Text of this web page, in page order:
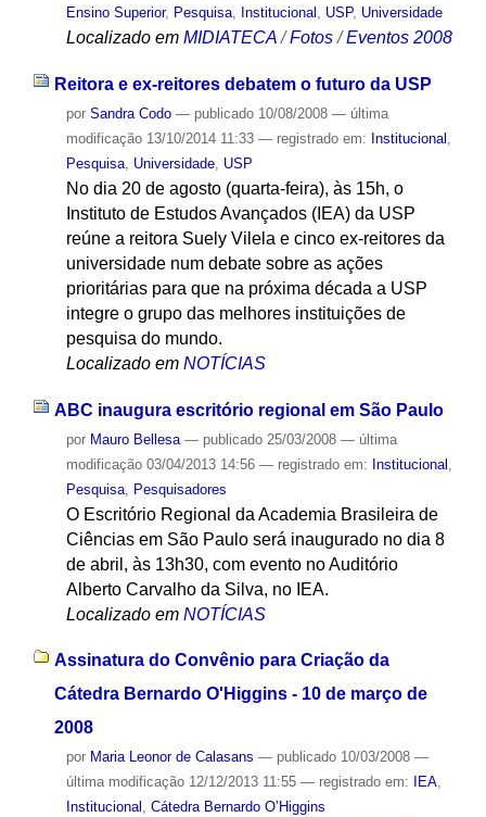
Ensino Superior, Pesquisa, Institucional , USP, Universidade
Localizado em MIDIATECA /Fotos /Eventos 2008
Reitora e ex-reitores debatem o futuro da USP
por Sandra Codo — publicado10/08/2008 — última
modificação13/10/2014 11:33 — registrado em: Institucional ,
Pesquisa, Universidade, USP
No dia 20 de agosto (quarta-feira), às 15h, o
Instituto de Estudos Avançados (IEA) da USP
reúne a reitora Suely Vilela e cinco ex-reitores da
universidade num debate sobre as ações
prioritárias para que na próxima década a USP
integre o grupo das melhores instituições de
pesquisa do mundo.
Localizado em NOTÍCIAS
ABC inaugura escritório regional em São Paulo
por Mauro Bellesa — publicado25/03/2008 — última
modificação03/04/2013 14:56 — registrado em: Institucional
Pesquisa, Pesquisadores
O Escritório Regional da Academia Brasileira de
Ciências em São Paulo será inaugurado no dia 8
de abril, às 13h30, com evento no Auditório
Alberto Carvalho da Silva, no IEA.
Localizado em NOTÍCIAS
Assinatura do Convênio para Criação da
Cátedra Bernardo O'Higgins - 10 de março de
2008
por Maria Leonor de Calasans — publicado10/03/2008 —
última modificação12/12/2013 11:55 — registrado em: IEA,
Institucional , Cátedra Bernardo O’Higgins